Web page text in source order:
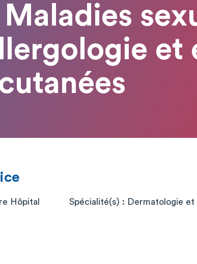
et
Hôpital
Spécialité(s) : Dermatologie et